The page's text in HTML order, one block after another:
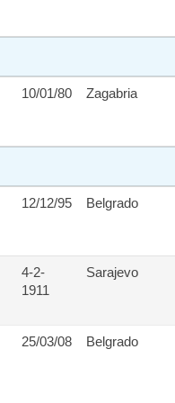
10/01/80 Zagabria
12/12/95 Belgrado
4-2-
1911
Sarajevo
25/03/08 Belgrado